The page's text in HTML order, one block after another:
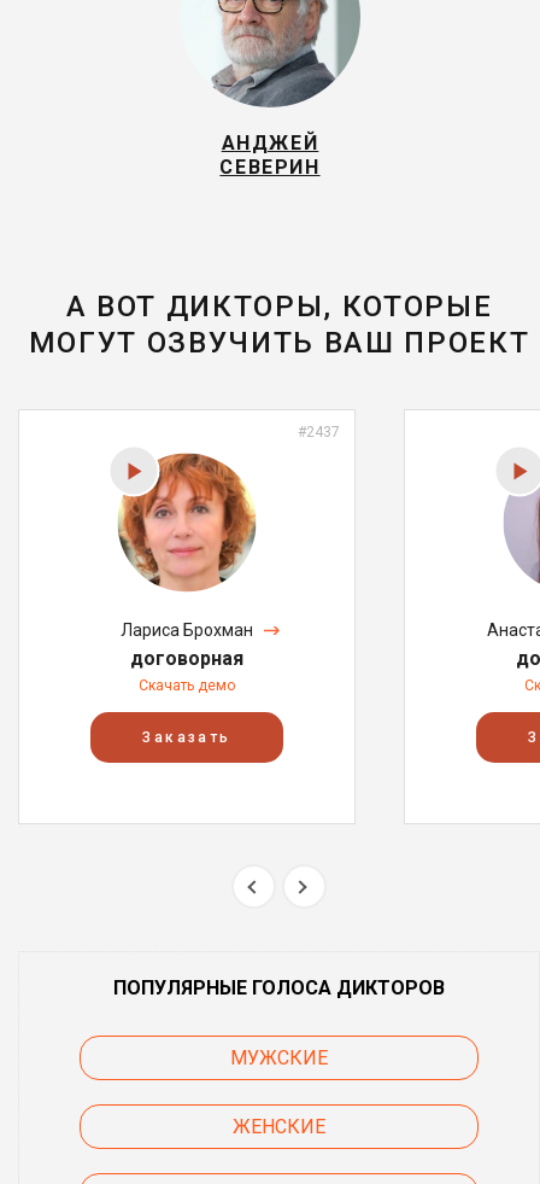
АНДЖЕЙ
СЕВЕРИН
А ВОТ ДИКТОРЫ, КОТОРЫЕ
МОГУТ ОЗВУЧИТЬ ВАШ ПРОЕКТ
#2437
Лариса Брохман
договорная
Скачать демо
Заказать
ПОПУЛЯРНЫЕ ГОЛОСА ДИКТОРОВ
МУЖСКИЕ
ЖЕНСКИЕ